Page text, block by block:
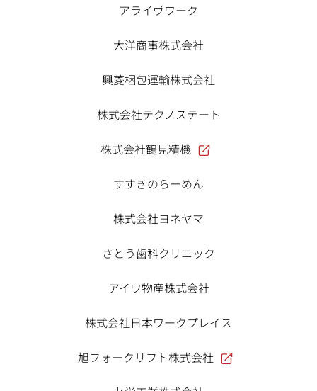
アライヴワーク
大洋商事株式会社
興菱梱包運輸株式会社
株式会社テクノステート
株式会社鶴見精機
すすきのらーめん
株式会社ヨネヤマ
さとう歯科クリニック
アイワ物産株式会社
株式会社日本ワークプレイス
旭フォークリフト株式会社